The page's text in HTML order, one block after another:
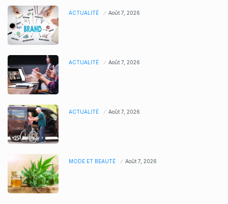
ACTUALITÉ Août 7, 2026
ACTUALITÉ Août 7, 2026
ACTUALITÉ Août 7, 2026
MODE ET BEAUTÉ Août 7, 2026